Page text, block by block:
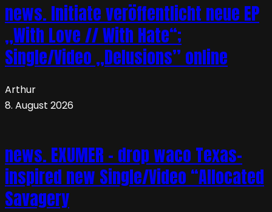
news. Initiate veröffentlicht neue EP
„With Love // With Hate“;
Single/Video „Delusions” online
Arthur
8. August 2026
news. EXUMER – drop waco Texas-
inspired new Single/Video “Allocated
Savagery